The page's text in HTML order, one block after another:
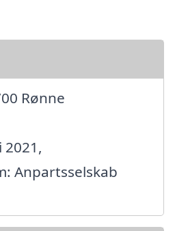
Rønne
Anpartsselskab